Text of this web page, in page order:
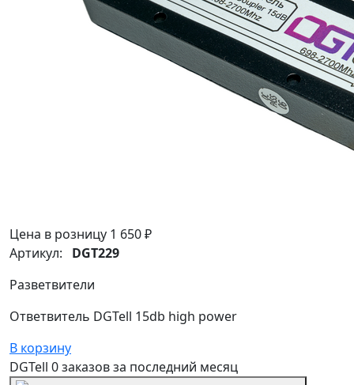
Цена в розницу 1 650 ₽
Артикул: DGT229
Разветвители
Ответвитель DGTell 15db high power
В корзину
DGTell 0 заказовза последний месяц